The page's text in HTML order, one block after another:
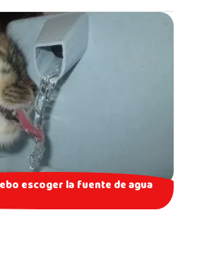
escoger la fuente de agua